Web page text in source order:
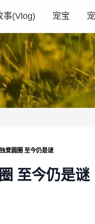
事(Vlog) 宠宝
爱圆圈 至今仍是谜
至今仍是谜